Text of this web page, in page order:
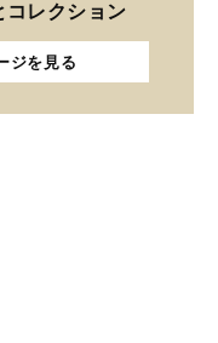
コレクション
ジを見る